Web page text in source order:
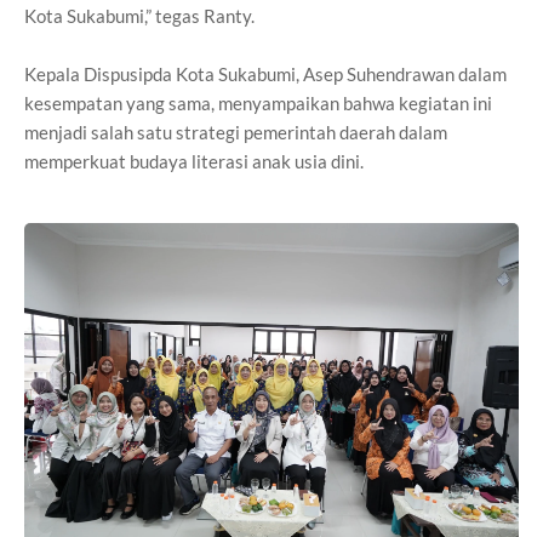
Kota Sukabumi,” tegas Ranty.
Kepala Dispusipda Kota Sukabumi, Asep Suhendrawan dalam
kesempatan yang sama, menyampaikan bahwa kegiatan ini
menjadi salah satu strategi pemerintah daerah dalam
memperkuat budaya literasi anak usia dini.